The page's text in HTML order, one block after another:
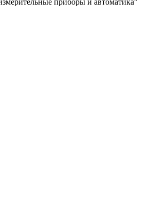
приборы и автоматика"